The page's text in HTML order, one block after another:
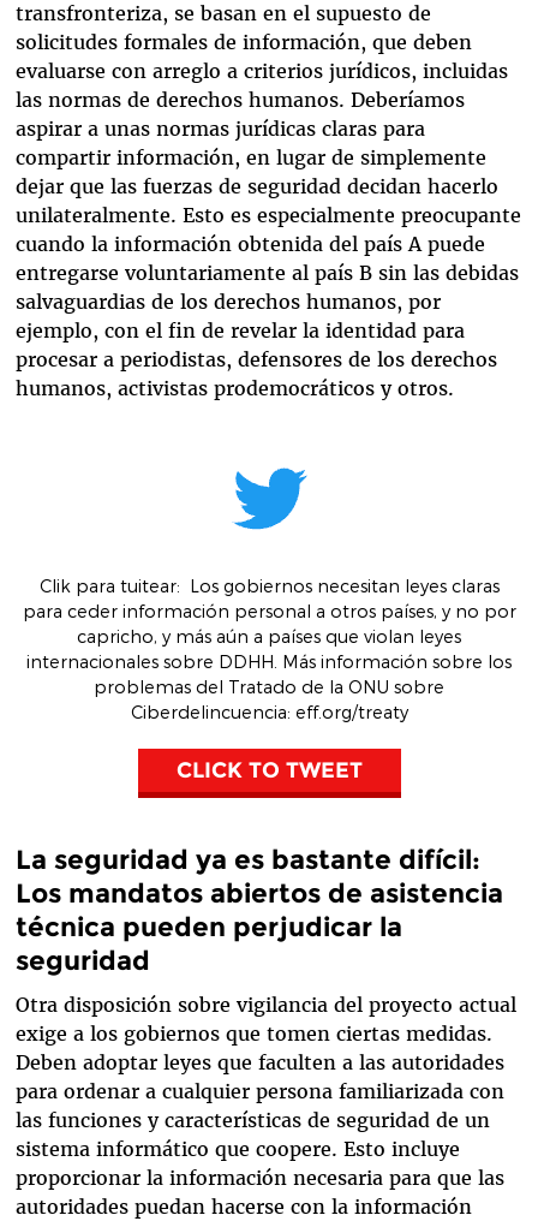
transfronteriza, se basan en el supuesto de
solicitudes formales de información, que deben
evaluarse con arreglo a criterios jurídicos, incluidas
las normas de derechos humanos. Deberíamos
aspirar a unas normas jurídicas claras para
compartir información, en lugar de simplemente
dejar que las fuerzas de seguridad decidan hacerlo
unilateralmente. Esto es especialmente preocupante
cuando la información obtenida del país A puede
entregarse voluntariamente al país B sin las debidas
salvaguardias de los derechos humanos, por
ejemplo, con el fin de revelar la identidad para
procesar a periodistas, defensores de los derechos
humanos, activistas prodemocráticos y otros.
Clik para tuitear:
Los gobiernos necesitan leyes claras
para ceder información personal a otros países, y no por
capricho, y más aún a países que violan leyes
internacionales sobre DDHH. Más información sobre los
problemas del Tratado de la ONU sobre
Ciberdelincuencia: eff.org/treaty
CLICK TO TWEET
La seguridad ya es bastante difícil:
Los mandatos abiertos de asistencia
técnica pueden perjudicar la
seguridad
Otra disposición sobre vigilancia del proyecto actual
exige a los gobiernos que tomen ciertas medidas.
Deben adoptar leyes que faculten a las autoridades
para ordenar a cualquier persona familiarizada con
las funciones y características de seguridad de un
sistema informático que coopere. Esto incluye
proporcionar la información necesaria para que las
autoridades puedan hacerse con la información